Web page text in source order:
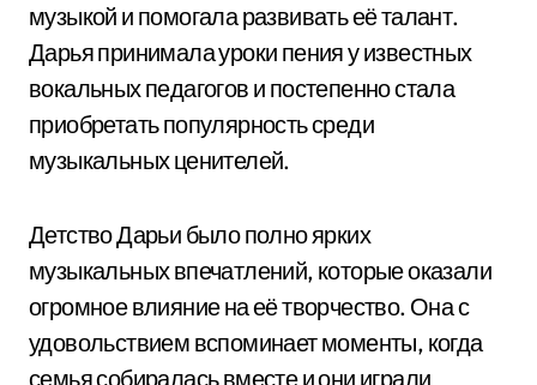
музыкой и помогала развивать её талант.
Дарья принимала уроки пения у известных
вокальных педагогов и постепенно стала
приобретать популярность среди
музыкальных ценителей.
Детство Дарьи было полно ярких
музыкальных впечатлений, которые оказали
огромное влияние на её творчество. Она с
удовольствием вспоминает моменты, когда
семья собиралась вместе и они играли